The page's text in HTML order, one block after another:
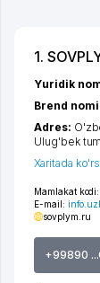
1.
Mamlakat kodi:
E-mail:
sovplym.ru
+99890
Yuridik
Brend
Adres:
Ulug'bek
Xaritada